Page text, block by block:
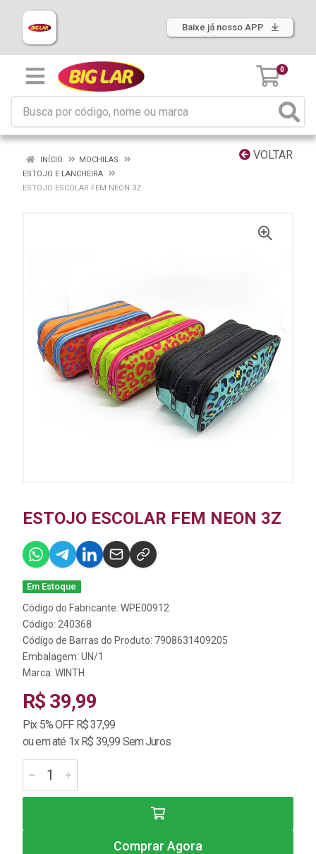
Baixe já nosso APP
0
VOLTAR
INÍCIO
MOCHILAS
ESTOJO E LANCHEIRA
ESTOJO ESCOLAR FEM NEON 3Z
ESTOJO ESCOLAR FEM NEON 3Z
Em Estoque
Código do Fabricante: WPE00912
Código: 240368
Código de Barras do Produto: 7908631409205
Embalagem: UN/1
Marca: WINTH
R$ 39,99
Pix 5% OFF R$ 37,99
ou em até 1x R$ 39,99 Sem Juros
Comprar Agora